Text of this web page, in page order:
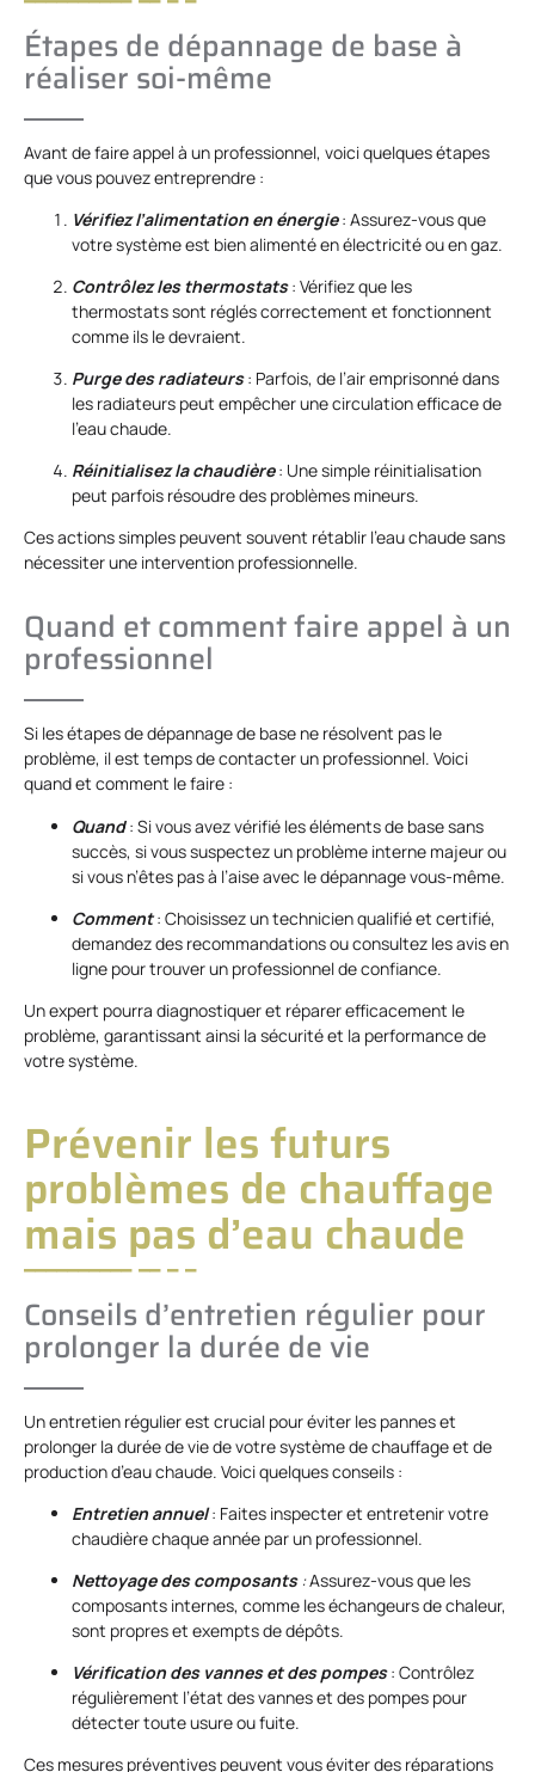
Étapes de dépannage de base à
réaliser soi-même
Avant de faire appel à un professionnel, voici quelques étapes
que vous pouvez entreprendre :
Vérifiez l’alimentation en énergie : Assurez-vous que
votre système est bien alimenté en électricité ou en gaz.
Contrôlez les thermostats : Vérifiez que les
thermostats sont réglés correctement et fonctionnent
comme ils le devraient.
Purge des radiateurs : Parfois, de l’air emprisonné dans
les radiateurs peut empêcher une circulation efficace de
l’eau chaude.
Réinitialisez la chaudière: Une simple réinitialisation
peut parfois résoudre des problèmes mineurs.
Ces actions simples peuvent souvent rétablir l’eau chaude sans
nécessiter une intervention professionnelle.
Quand et comment faire appel à un
professionnel
Si les étapes de dépannage de base ne résolvent pas le
problème, il est temps de contacter un professionnel. Voici
quand et comment le faire :
Quand: Si vous avez vérifié les éléments de base sans
succès, si vous suspectez un problème interne majeur ou
si vous n’êtes pas à l’aise avec le dépannage vous-même.
Comment: Choisissez un technicien qualifié et certifié,
demandez des recommandations ou consultez les avis en
ligne pour trouver un professionnel de confiance.
Un expert pourra diagnostiquer et réparer efficacement le
problème, garantissant ainsi la sécurité et la performance de
votre système.
Prévenir les futurs
problèmes de chauffage
mais pas d’eau chaude
Conseils d’entretien régulier pour
prolonger la durée de vie
Un entretien régulier est crucial pour éviter les pannes et
prolonger la durée de vie de votre système de chauffage et de
production d’eau chaude. Voici quelques conseils :
Entretien annuel: Faites inspecter et entretenir votre
chaudière chaque année par un professionnel.
Nettoyage des composants:Assurez-vous que les
composants internes, comme les échangeurs de chaleur,
sont propres et exempts de dépôts.
Vérification des vannes et des pompes : Contrôlez
régulièrement l’état des vannes et des pompes pour
détecter toute usure ou fuite.
Ces mesures préventives peuvent vous éviter des réparations